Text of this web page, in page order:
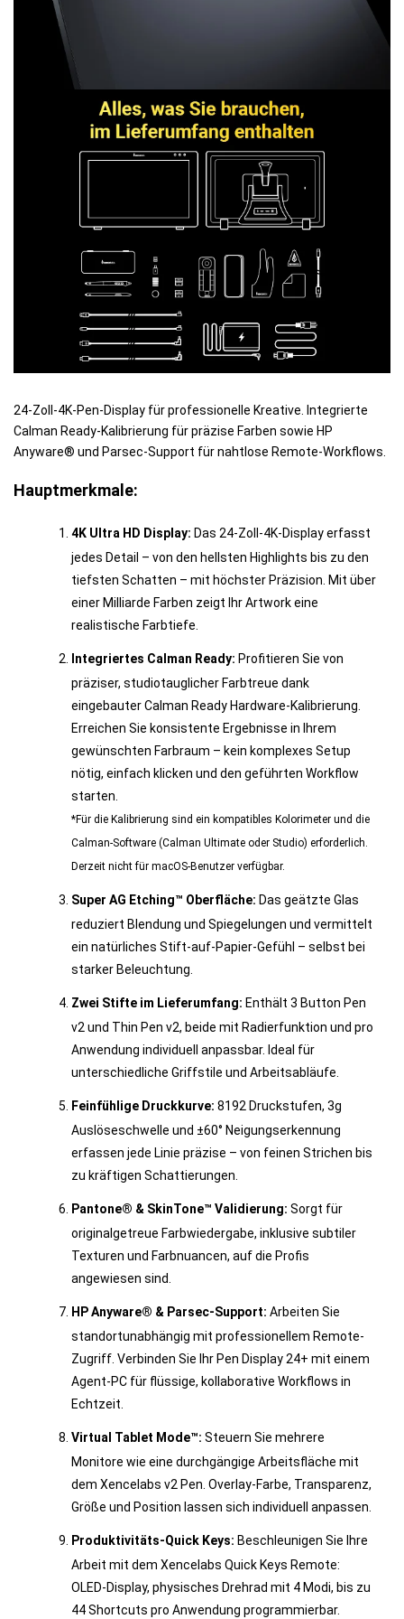
24-Zoll-4K-Pen-Display für professionelle Kreative. Integrierte
Calman Ready-Kalibrierung für präzise Farben sowie HP
Anyware® und Parsec-Support für nahtlose Remote-Workflows.
Hauptmerkmale:
4K Ultra HD Display: Das 24-Zoll-4K-Display erfasst
jedes Detail – von den hellsten Highlights bis zu den
tiefsten Schatten – mit höchster Präzision. Mit über
einer Milliarde Farben zeigt Ihr Artwork eine
realistische Farbtiefe.
Integriertes Calman Ready: Profitieren Sie von
präziser, studio­tauglicher Farbtreue dank
eingebauter Calman Ready Hardware-Kalibrierung.
Erreichen Sie konsistente Ergebnisse in Ihrem
gewünschten Farbraum – kein komplexes Setup
nötig, einfach klicken und den geführten Workflow
starten.
*Für die Kalibrierung sind ein kompatibles Kolorimeter und die
Calman-Software (Calman Ultimate oder Studio) erforderlich.
Derzeit nicht für macOS-Benutzer verfügbar.
Super AG Etching™ Oberfläche: Das geätzte Glas
reduziert Blendung und Spiegelungen und vermittelt
ein natürliches Stift-auf-Papier-Gefühl – selbst bei
starker Beleuchtung.
Zwei Stifte im Lieferumfang: Enthält 3 Button Pen
v2 und Thin Pen v2, beide mit Radierfunktion und pro
Anwendung individuell anpassbar. Ideal für
unterschiedliche Griffstile und Arbeitsabläufe.
Feinfühlige Druckkurve: 8192 Druckstufen, 3g
Auslöseschwelle und ±60° Neigungserkennung
erfassen jede Linie präzise – von feinen Strichen bis
zu kräftigen Schattierungen.
Pantone® & SkinTone™ Validierung: Sorgt für
originalgetreue Farbwiedergabe, inklusive subtiler
Texturen und Farbnuancen, auf die Profis
angewiesen sind.
HP Anyware® & Parsec-Support: Arbeiten Sie
standortunabhängig mit professionellem Remote-
Zugriff. Verbinden Sie Ihr Pen Display 24+ mit einem
Agent-PC für flüssige, kollaborative Workflows in
Echtzeit.
Virtual Tablet Mode™: Steuern Sie mehrere
Monitore wie eine durchgängige Arbeitsfläche mit
dem Xencelabs v2 Pen. Overlay-Farbe, Transparenz,
Größe und Position lassen sich individuell anpassen.
Produktivitäts-Quick Keys: Beschleunigen Sie Ihre
Arbeit mit dem Xencelabs Quick Keys Remote:
OLED-Display, physisches Drehrad mit 4 Modi, bis zu
44 Shortcuts pro Anwendung programmierbar.